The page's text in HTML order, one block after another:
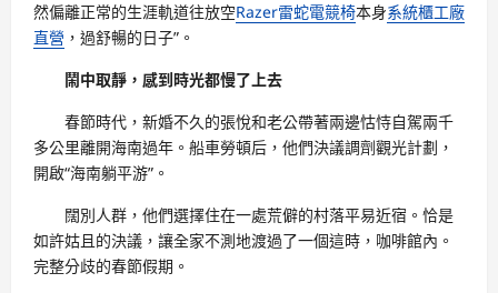
然偏離正常的生涯軌道往放空Razer雷蛇電競椅本身系統櫃工廠
直營 ，過舒暢的日子”。
鬧中取靜，感到時光都慢了上去
春節時代，新婚不久的張悅和老公帶著兩邊怙恃自駕兩千
多公里離開海南過年。船車勞頓后，他們決議調劑觀光計劃，
開啟“海南躺平游”。
闊別人群，他們選擇住在一處荒僻的村落平易近宿。恰是
如許姑且的決議，讓全家不測地渡過了一個這時，咖啡館內。
完整分歧的春節假期。